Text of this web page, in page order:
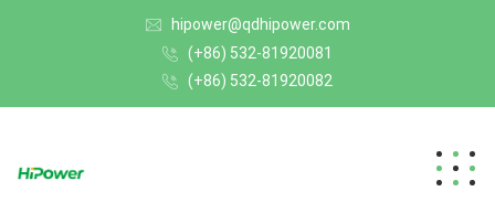
hipower@qdhipower.com
(+86) 532-81920081
(+86) 532-81920082